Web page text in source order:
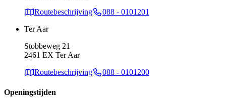
Routebeschrijving
088 - 0101201
Ter Aar
Stobbeweg 21
2461 EX Ter Aar
Routebeschrijving
088 - 0101200
Openingstijden